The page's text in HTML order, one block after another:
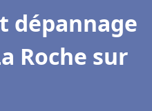
dépannage
Roche sur